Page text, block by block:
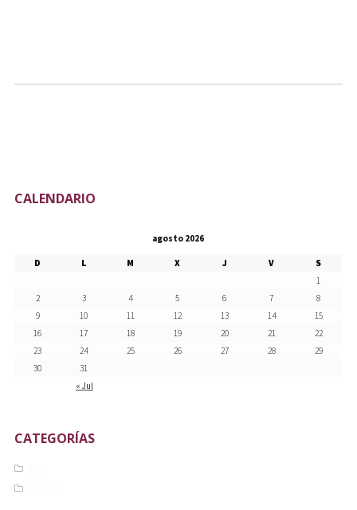
CALENDARIO
agosto 2026
D L M X J V S
« Jul
1
2
3 4 5 6 7
8
9
10 11 12 13 14
15
16
17 18 19 20 21
22
23
24 25 26 27 28
29
30
31
CATEGORÍAS